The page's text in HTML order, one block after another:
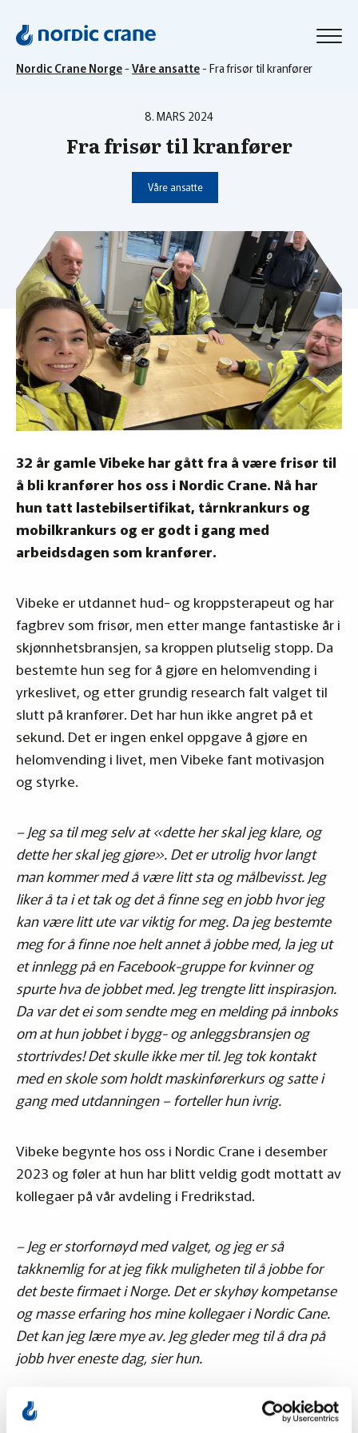
Nordic Crane Norge-Våre ansatte-Fra frisør til kranfører
8. MARS 2024
Fra frisør til kranfører
Våre ansatte
32 år gamle Vibeke har gått fra å være frisør til
å bli kranfører hos oss i Nordic Crane. Nå har
hun tatt lastebilsertifikat, tårnkrankurs og
mobilkrankurs og er godt i gang med
arbeidsdagen som kranfører.
Vibeke er utdannet hud- og kroppsterapeut og har
fagbrev som frisør, men etter mange fantastiske år i
skjønnhetsbransjen, sa kroppen plutselig stopp. Da
bestemte hun seg for å gjøre en helomvending i
yrkeslivet, og etter grundig research falt valget til
slutt på kranfører. Det har hun ikke angret på et
sekund. Det er ingen enkel oppgave å gjøre en
helomvending i livet, men Vibeke fant motivasjon
og styrke.
– Jeg sa til meg selv at «dette her skal jeg klare, og
dette her skal jeg gjøre». Det er utrolig hvor langt
man kommer med å være litt sta og målbevisst. Jeg
liker å ta i et tak og det å finne seg en jobb hvor jeg
kan være litt ute var viktig for meg. Da jeg bestemte
meg for å finne noe helt annet å jobbe med, la jeg ut
et innlegg på en Facebook-gruppe for kvinner og
spurte hva de jobbet med. Jeg trengte litt inspirasjon.
Da var det ei som sendte meg en melding på innboks
om at hun jobbet i bygg- og anleggsbransjen og
stortrivdes! Det skulle ikke mer til. Jeg tok kontakt
med en skole som holdt maskinførerkurs og satte i
gang med utdanningen – forteller hun ivrig.
Vibeke begynte hos oss i Nordic Crane i desember
2023 og føler at hun har blitt veldig godt mottatt av
kollegaer på vår avdeling i Fredrikstad.
– Jeg er storfornøyd med valget, og jeg er så
takknemlig for at jeg fikk muligheten til å jobbe for
det beste firmaet i Norge. Det er skyhøy kompetanse
og masse erfaring hos mine kollegaer i Nordic Cane.
Det kan jeg lære mye av. Jeg gleder meg til å dra på
jobb hver eneste dag, sier hun.
Vi er veldig fornøyd med å ha fått Vibeke med på